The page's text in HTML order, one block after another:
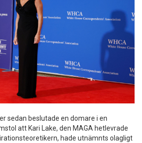
sedan beslutade en domare i en
att Kari Lake, den MAGA hetlevrade
hade utnämnts olagligt